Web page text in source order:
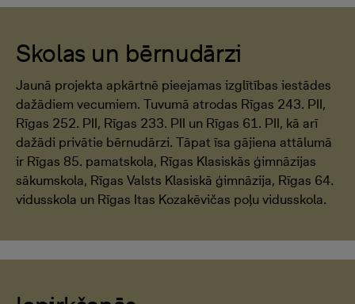
Skolas un bērnudārzi
Jaunā projekta apkārtnē pieejamas izglītības iestādes
dažādiem vecumiem. Tuvumā atrodas Rīgas 243. PII,
Rīgas 252. PII, Rīgas 233. PII un Rīgas 61. PII, kā arī
dažādi privātie bērnudārzi. Tāpat īsa gājiena attālumā
ir Rīgas 85. pamatskola, Rīgas Klasiskās ģimnāzijas
sākumskola, Rīgas Valsts Klasiskā ģimnāzija, Rīgas 64.
vidusskola un Rīgas Itas Kozakēvičas poļu vidusskola.